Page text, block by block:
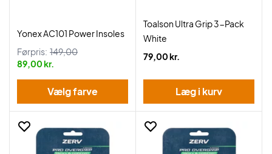
Yonex AC101 Power Insoles
Førpris: 149,00
89,00 kr.
Vælg farve
Toalson Ultra Grip 3-Pack
White
79,00 kr.
Læg i kurv